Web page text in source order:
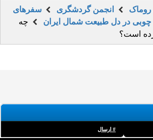
روماک انجمن گردشگری
سفرهای
چوبی در دل طبیعت شمال ایران
چه
است؟
# ارسال